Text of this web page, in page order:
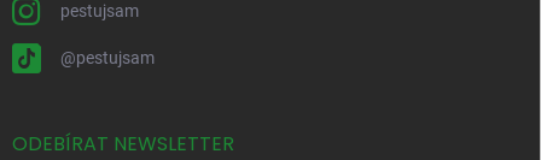
pestujsam
@pestujsam
ODEBÍRAT NEWSLETTER